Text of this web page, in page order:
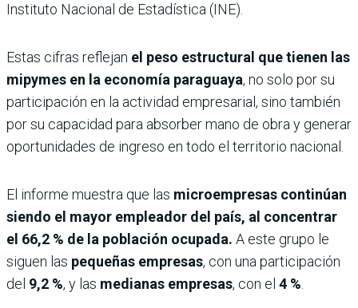
Instituto Nacional de Estadística (INE).
Estas cifras reflejan el peso estructural que tienen las
mipymes en la economía paraguaya, no solo por su
participación en la actividad empresarial, sino también
por su capacidad para absorber mano de obra y generar
oportunidades de ingreso en todo el territorio nacional.
El informe muestra que las microempresas continúan
siendo el mayor empleador del país, al concentrar
el 66,2 % de la población ocupada. A este grupo le
siguen las pequeñas empresas, con una participación
del 9,2 %, y las medianas empresas, con el 4 %